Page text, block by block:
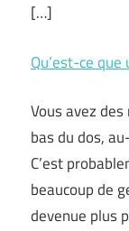
[…]
Qu’est-ce
Vous avez
bas du dos,
C’est
beaucoup de
devenue plus